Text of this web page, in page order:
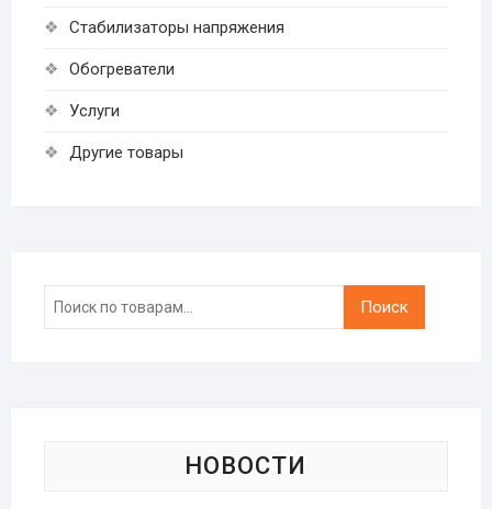
Стабилизаторы напряжения
Обогреватели
Услуги
Другие товары
Искать:
Поиск
НОВОСТИ